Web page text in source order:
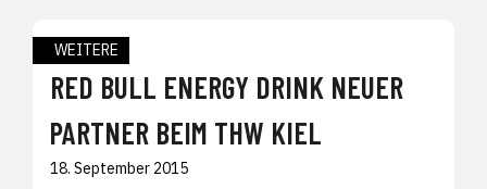
WEITERE
RED BULL ENERGY DRINK NEUER
PARTNER BEIM THW KIEL
18. September 2015